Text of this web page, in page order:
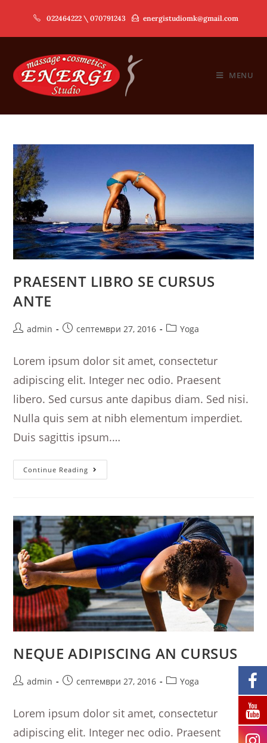
content
022464222 \ 070791243 energistudiomk@gmail.com
MENU
PRAESENT LIBRO SE CURSUS
ANTE
Postadmin
Postсептември 27, 2016
PostYoga
Lorem ipsum dolor sit amet, consectetur
adipiscing elit. Integer nec odio. Praesent
libero. Sed cursus ante dapibus diam. Sed nisi.
Nulla quis sem at nibh elementum imperdiet.
Duis sagittis ipsum.…
Continue Reading Praesent
Libro
NEQUE ADIPISCING AN CURSUS
Postadmin
Postсептември 27, 2016
PostYoga
Lorem ipsum dolor sit amet, consectetur
adipiscing elit. Integer nec odio. Praesent